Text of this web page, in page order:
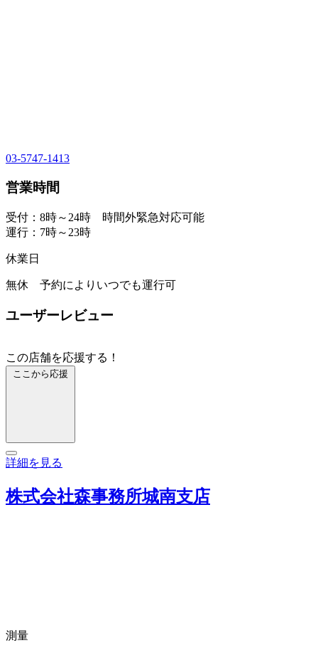
03-5747-1413
営業時間
受付：8時～24時 時間外緊急対応可能
運行：7時～23時
休業日
無休 予約によりいつでも運行可
ユーザーレビュー
この店舗を応援する！
ここから応援
詳細を見る
株式会社森事務所城南支店
測量